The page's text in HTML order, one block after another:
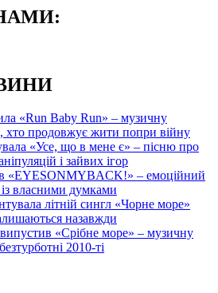
«Run Baby Run» – музичну
хто продовжує жити попри війну
«Усе, що в мене є» – пісню про
і зайвих ігор
«EYESONMYBACK!» – емоційний
власними думками
літній сингл «Чорне море»
назавжди
«Срібне море» – музичну
2010-ті